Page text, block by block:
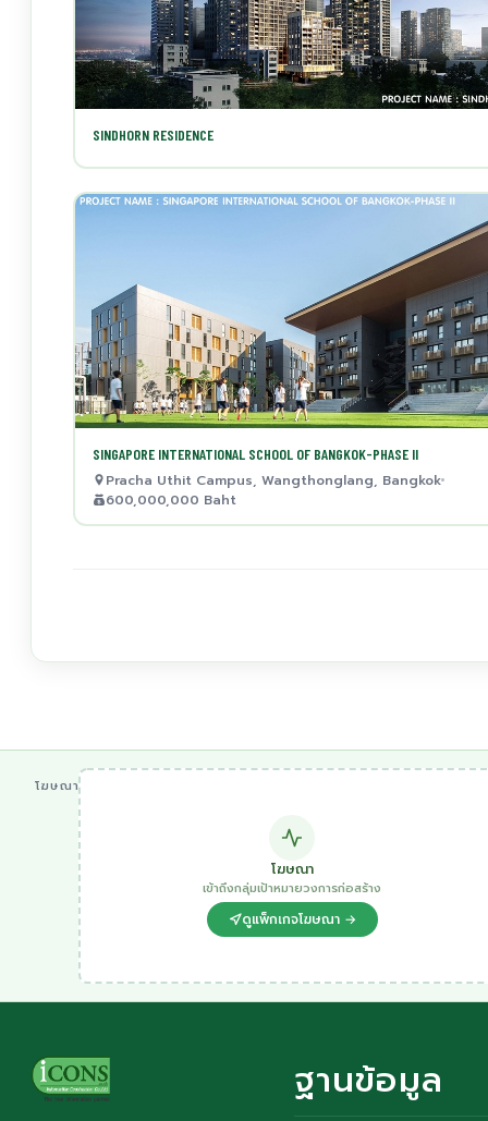
SINDHORN RESIDENCE
SINGAPORE INTERNATIONAL SCHOOL OF BANGKOK-PHASE II
Pracha Uthit Campus, Wangthonglang, Bangkok
600,000,000 Baht
โฆษณา
โฆษณา
เข้าถึงกลุ่มเป้าหมายวงการก่อสร้าง
ดูแพ็กเกจโฆษณา →
ฐานข้อมูล